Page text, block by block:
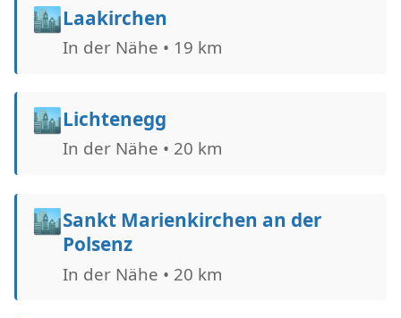
🏙️Laakirchen
In der Nähe • 19 km
🏙️Lichtenegg
In der Nähe • 20 km
🏙️Sankt Marienkirchen an der
Polsenz
In der Nähe • 20 km